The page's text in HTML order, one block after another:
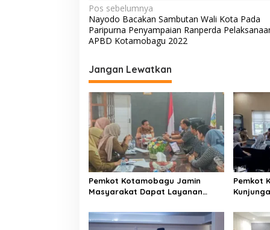
N
a
v
i
g
a
s
i
p
o
s
Pos sebelumnya
Nayodo Bacakan Sambutan Wali Kota Pada
Paripurna Penyampaian Ranperda
APBD Kotamobagu 2022
Jangan Lewatkan
Pemkot Kotamobagu Jamin
Masyarakat Dapat Layanan
Pemkot